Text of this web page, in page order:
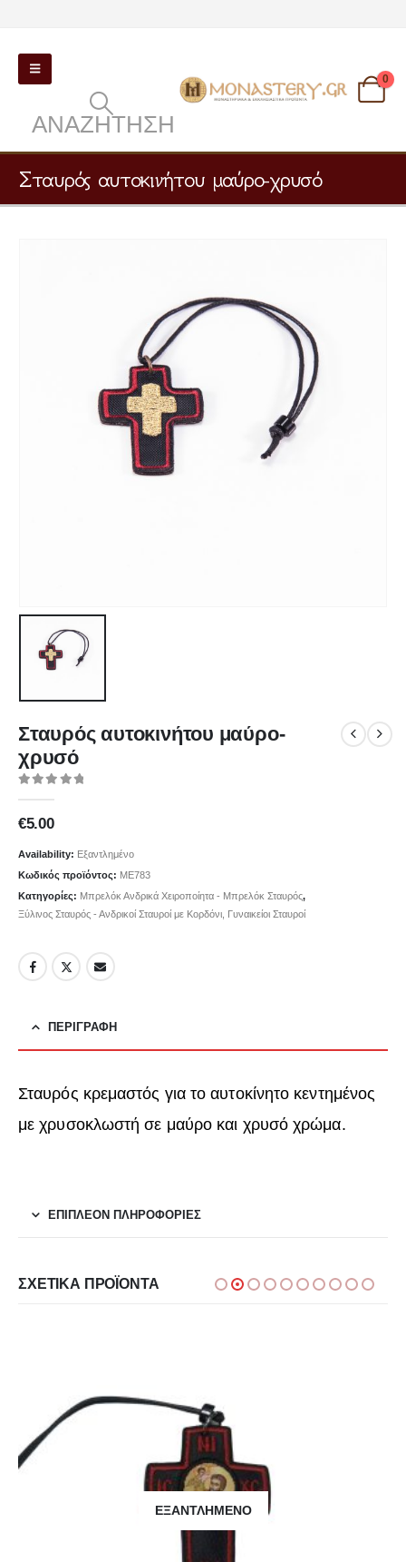
ΑΝΑΖΉΤΗΣΗ
0
Σταυρός αυτοκινήτου μαύρο-χρυσό
Σταυρός αυτοκινήτου μαύρο-
χρυσό
€5.00
Availability: Εξαντλημένο
Κωδικός προϊόντος: ΜΕ783
Κατηγορίες: Μπρελόκ Ανδρικά Χειροποίητα - Μπρελόκ Σταυρός,
Ξύλινος Σταυρός - Ανδρικοί Σταυροί με Κορδόνι, Γυναικείοι Σταυροί
ΠΕΡΙΓΡΑΦΉ
Σταυρός κρεμαστός για το αυτοκίνητο κεντημένος
με χρυσοκλωστή σε μαύρο και χρυσό χρώμα.
ΕΠΙΠΛΈΟΝ ΠΛΗΡΟΦΟΡΊΕΣ
ΣΧΕΤΙΚΆ ΠΡΟΪΌΝΤΑ
ΕΞΑΝΤΛΗΜΈΝΟ